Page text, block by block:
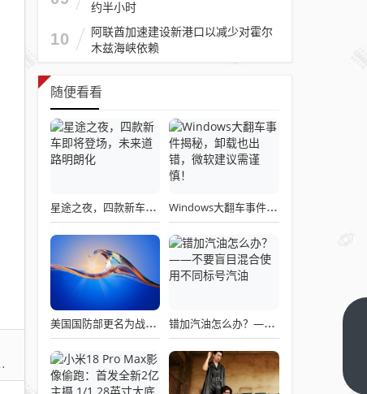
约半小时
10
阿联酋加速建设新港口以减少对霍尔
木兹海峡依赖
随便看看
星途之夜，四款新车即将登场，未来道路明朗化 Windows大翻车事件揭秘，卸载也出错，微软建议需谨慎！
美国国防部更名为战争部引发关注热议 错加汽油怎么办？——不要盲目混合使用不同标号汽油